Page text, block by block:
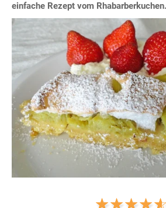
einfache Rezept vom Rhabarberkuchen.